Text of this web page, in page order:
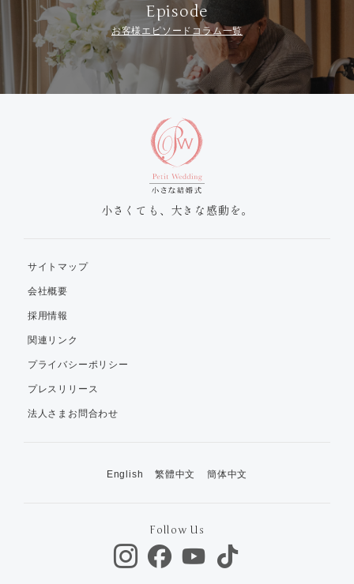
Episode
お客様エピソードコラム一覧
小さくても、大きな感動を。
サイトマップ
会社概要
採用情報
関連リンク
プライバシーポリシー
プレスリリース
法人さまお問合わせ
English 繁體中文 簡体中文
Follow Us